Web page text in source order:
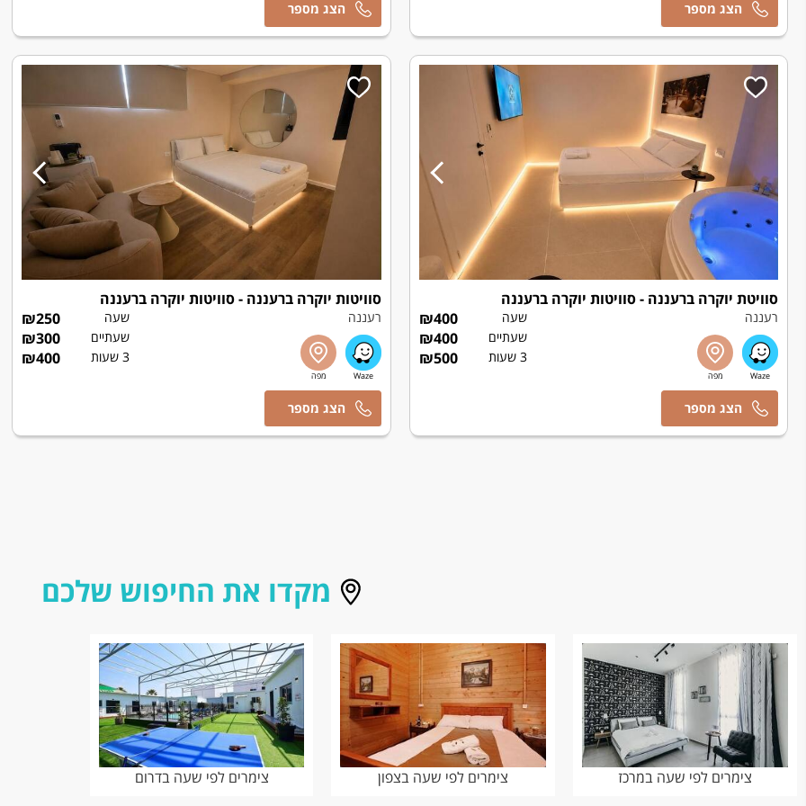
אמיר אסף
סוויטת יוקרה ברעננה - סוויטות יוקרה ברעננה
רעננה שעה ₪400
שעתיים ₪400
3 שעות ₪500
אסף
סוויטות יוקרה ברעננה - סוויטות יוקרה ברעננה
רעננה שעה ₪250
שעתיים ₪300
3 שעות ₪400
אסף
מקדו את החיפוש שלכם
צימרים לפי שעה במרכז צימרים לפי שעה בצפון צימרים לפי שעה בדרום